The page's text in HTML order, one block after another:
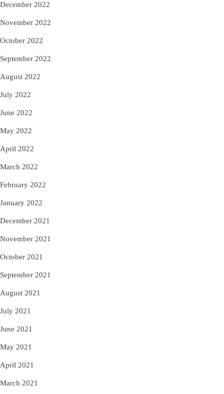
December 2022
November 2022
October 2022
September 2022
August 2022
July 2022
June 2022
May 2022
April 2022
March 2022
February 2022
January 2022
December 2021
November 2021
October 2021
September 2021
August 2021
July 2021
June 2021
May 2021
April 2021
March 2021